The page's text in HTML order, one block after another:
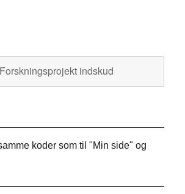
koder som til "Min side" og